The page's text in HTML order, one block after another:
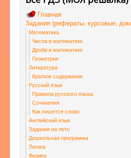
Главная
Задания (рефераты, курсовые,
Математика
Числа в математике
Дроби в математике
Геометрия
Литература
Краткое содержание
Русский язык
Правила русского языка
Сочинения
Как пишется слово
Английский язык
Задания на лето
Дошкольная программа
Логика
Физика